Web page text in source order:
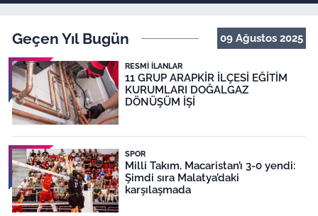
Geçen Yıl Bugün 09 Ağustos 2025
RESMI İLANLAR
11 GRUP ARAPKİR İLÇESİ EĞİTİM
KURUMLARI DOĞALGAZ
DÖNÜŞÜM İŞİ
SPOR
Milli Takım, Macaristan’ı 3-0 yendi:
Şimdi sıra Malatya’daki
karşılaşmada